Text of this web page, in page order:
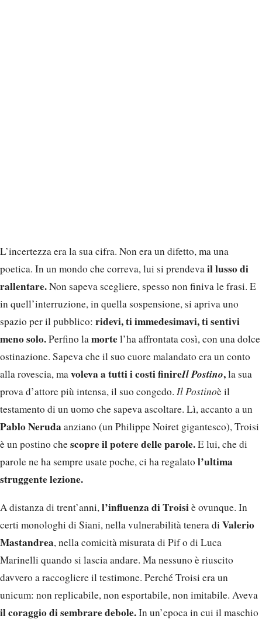
L’incertezza era la sua cifra. Non era un difetto, ma una
poetica. In un mondo che correva, lui si prendevail lusso di
rallentare.Non sapeva scegliere, spesso non finiva le frasi. E
in quell’interruzione, in quella sospensione, si apriva uno
spazio per il pubblico: ridevi, ti immedesimavi, ti sentivi
meno solo.Perfino lamortel’ha affrontata così, con una dolce
ostinazione. Sapeva che il suo cuore malandato era un conto
alla rovescia, mavoleva a tutti i costi finireIl Postino,la sua
prova d’attore più intensa, il suo congedo. Il Postinoè il
testamento di un uomo che sapeva ascoltare. Lì, accanto a un
Pablo Neruda anziano (un Philippe Noiret gigantesco), Troisi
è un postino chescopre il potere delle parole.E lui, che di
parole ne ha sempre usate poche, ci ha regalato l’ultima
struggente lezione.
A distanza di trent’anni, l’influenza di Troisiè ovunque. In
certi monologhi di Siani, nella vulnerabilità tenera di Valerio
Mastandrea, nella comicità misurata di Pif o di Luca
Marinelli quando si lascia andare. Ma nessuno è riuscito
davvero a raccogliere il testimone. Perché Troisi era un
unicum: non replicabile, non esportabile, non imitabile. Aveva
il coraggio di sembrare debole.In un’epoca in cui il maschio